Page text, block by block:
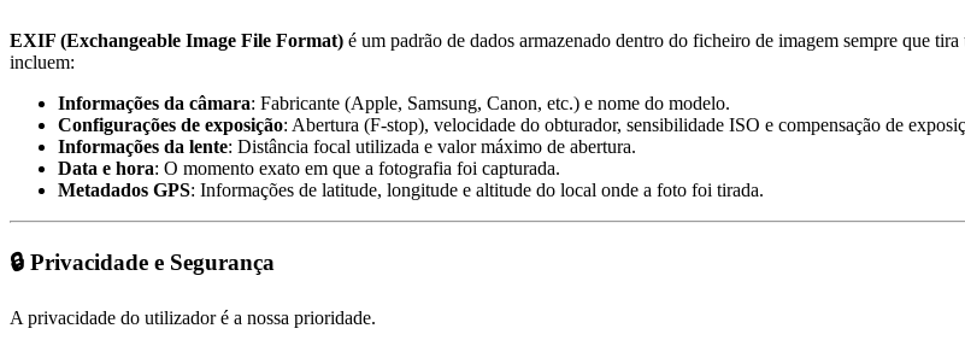
EXIF (Exchangeable Image File Format) é um padrão de dados armazenado dentro do ficheiro de imagem sempre que
incluem:
Informações da câmara: Fabricante (Apple, Samsung, Canon, etc.) e nome do modelo.
Configurações de exposição: Abertura (F-stop), velocidade do obturador, sensibilidade ISO e compensação de
Informações da lente: Distância focal utilizada e valor máximo de abertura.
Data e hora: O momento exato em que a fotografia foi capturada.
Metadados GPS: Informações de latitude, longitude e altitude do local onde a foto foi tirada.
🔒 Privacidade e Segurança
A privacidade do utilizador é a nossa prioridade.